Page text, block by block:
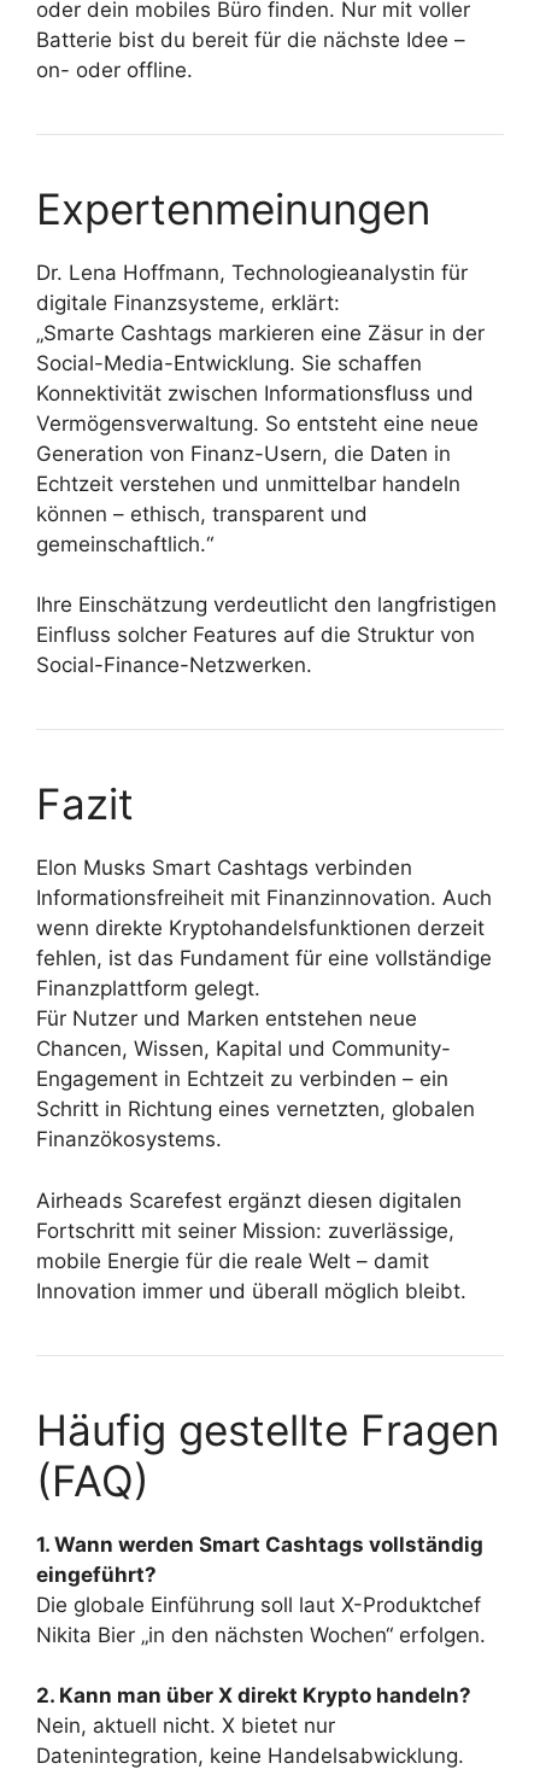
oder dein mobiles Büro finden. Nur mit voller
Batterie bist du bereit für die nächste Idee –
on- oder offline.
Expertenmeinungen
Dr. Lena Hoffmann, Technologieanalystin für
digitale Finanzsysteme, erklärt:
„Smarte Cashtags markieren eine Zäsur in der
Social-Media-Entwicklung. Sie schaffen
Konnektivität zwischen Informationsfluss und
Vermögensverwaltung. So entsteht eine neue
Generation von Finanz-Usern, die Daten in
Echtzeit verstehen und unmittelbar handeln
können – ethisch, transparent und
gemeinschaftlich.“
Ihre Einschätzung verdeutlicht den langfristigen
Einfluss solcher Features auf die Struktur von
Social-Finance-Netzwerken.
Fazit
Elon Musks Smart Cashtags verbinden
Informationsfreiheit mit Finanzinnovation. Auch
wenn direkte Kryptohandelsfunktionen derzeit
fehlen, ist das Fundament für eine vollständige
Finanzplattform gelegt.
Für Nutzer und Marken entstehen neue
Chancen, Wissen, Kapital und Community-
Engagement in Echtzeit zu verbinden – ein
Schritt in Richtung eines vernetzten, globalen
Finanzökosystems.
Airheads Scarefest ergänzt diesen digitalen
Fortschritt mit seiner Mission: zuverlässige,
mobile Energie für die reale Welt – damit
Innovation immer und überall möglich bleibt.
Häufig gestellte Fragen
(FAQ)
1. Wann werden Smart Cashtags vollständig
eingeführt?
Die globale Einführung soll laut X-Produktchef
Nikita Bier „in den nächsten Wochen“ erfolgen.
2. Kann man über X direkt Krypto handeln?
Nein, aktuell nicht. X bietet nur
Datenintegration, keine Handelsabwicklung.